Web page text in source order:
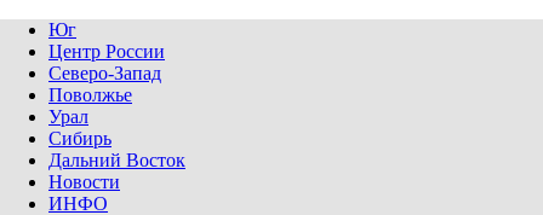
Юг
Центр России
Северо-Запад
Поволжье
Урал
Сибирь
Дальний Восток
Новости
ИНФО